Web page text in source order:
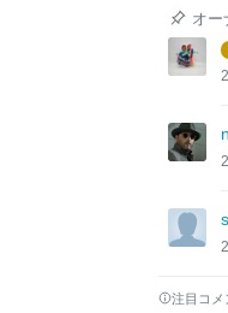
オー
注目コメ